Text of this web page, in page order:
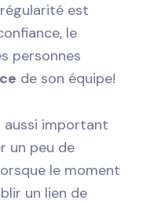
est
le
personnes
de son équipe!
important
un peu de
le moment
un lien de